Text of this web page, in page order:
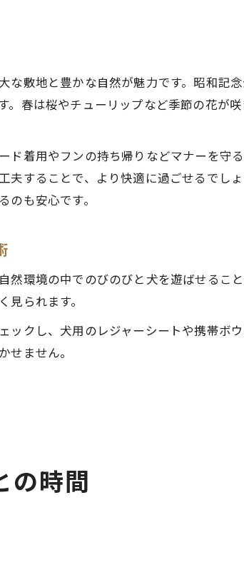
敷地と豊かな自然が魅力です。昭和記
春は桜やチューリップなど季節の花が
着用やフンの持ち帰りなどマナーを守
することで、より快適に過ごせるでし
も安心です。
環境の中でのびのびと犬を遊ばせるこ
られます。
クし、犬用のレジャーシートや携帯ボ
せません。
の時間